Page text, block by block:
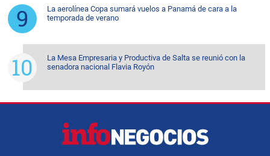
La aerolínea Copa sumará vuelos a Panamá de cara a la
temporada de verano
La Mesa Empresaria y Productiva de Salta se reunió con la
senadora nacional Flavia Royón